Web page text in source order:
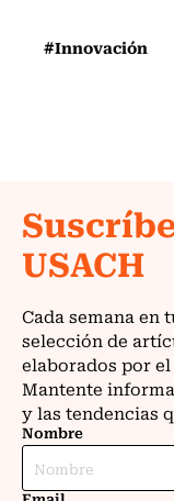
#Innovación